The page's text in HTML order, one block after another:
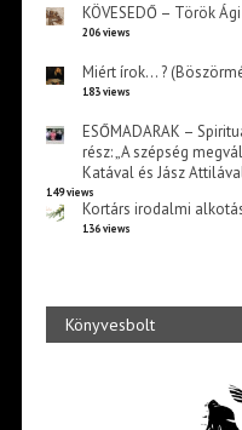
KÖVESEDŐ – Török
206 views
Miért írok… ?
183 views
ESŐMADARAK –
rész: „A szépség
Katával és Jász
149 views
Kortárs irodalmi
136 views
Könyvesbolt